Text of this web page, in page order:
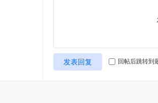
发表回复 回帖后跳转到